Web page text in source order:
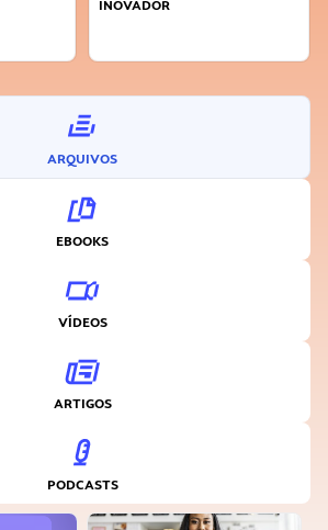
INOVADOR
ARQUIVOS
EBOOKS
VÍDEOS
ARTIGOS
PODCASTS